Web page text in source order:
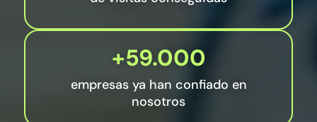
+59.000
empresas ya han confiado en
nosotros